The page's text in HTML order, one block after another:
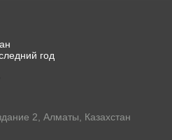
год
2, Алматы, Казахстан